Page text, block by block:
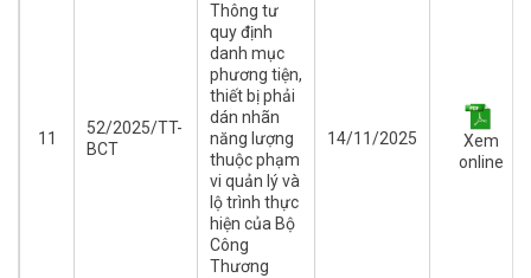
11
52/2025/TT-
BCT
Thông tư
quy định
danh mục
phương tiện,
thiết bị phải
dán nhãn
năng lượng
thuộc phạm
vi quản lý và
lộ trình thực
hiện của Bộ
Công
Thương
14/11/2025
Xem
online